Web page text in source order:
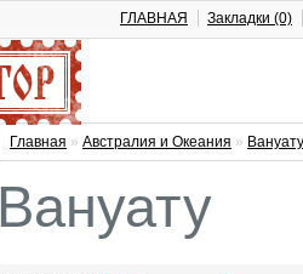
ГЛАВНАЯ Закладки (0)
Главная » Австралия и Океания » Вануату
Вануату